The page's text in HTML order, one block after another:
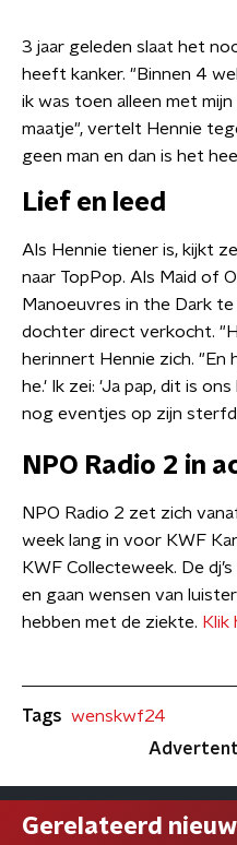
3 jaar geleden slaat het
heeft kanker. "Binnen 4
ik was toen alleen met
maatje", vertelt Hennie
geen man en dan is het
Lief en leed
Als Hennie tiener is, kijkt
naar TopPop. Als Maid of
Manoeuvres in the Dark
dochter direct verkocht.
herinnert Hennie zich. "En
he.' Ik zei: 'Ja pap, dit is ons
nog eventjes op zijn
NPO Radio 2 in
NPO Radio 2 zet zich
week lang in voor KWF
KWF Collecteweek. De
en gaan wensen van
hebben met de ziekte.
Tags wenskwf24
Gerelateerd